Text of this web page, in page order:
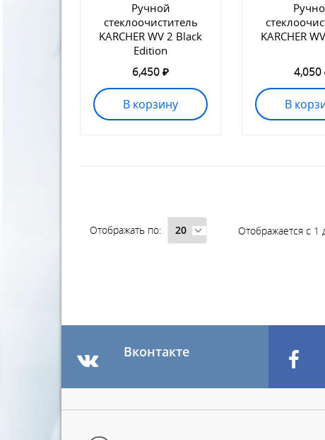
Ручной
стеклоочиститель
KARCHER WV 2 Black
Edition
6,450 ₽
В корзину
KARCHER
4,050
В
Отображать по: Отображается с 1
Вконтакте